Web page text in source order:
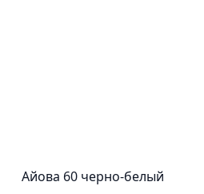
Айова 60 черно-белый